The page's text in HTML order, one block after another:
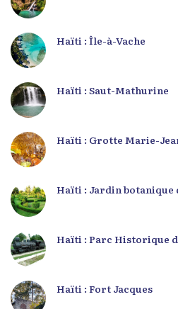
Haïti : Île-à-Vache
Haïti : Saut-Mathurine
Haïti : Grotte Marie-
Haïti : Jardin botanique
Haïti : Parc Historique
Haïti : Fort Jacques